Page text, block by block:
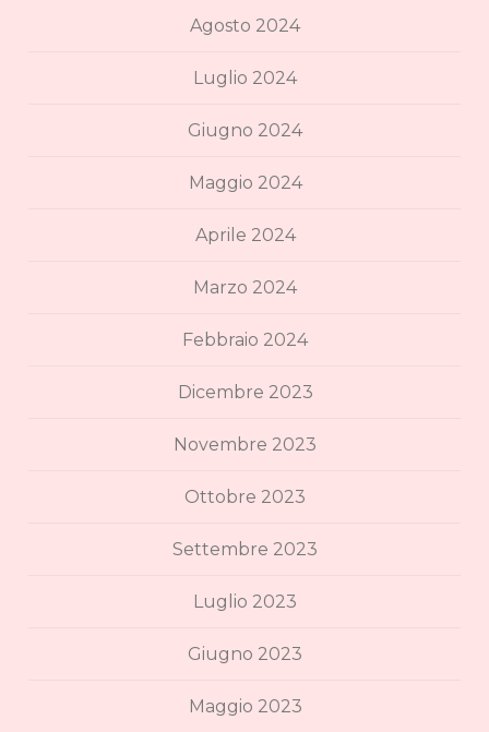
Agosto 2024
Luglio 2024
Giugno 2024
Maggio 2024
Aprile 2024
Marzo 2024
Febbraio 2024
Dicembre 2023
Novembre 2023
Ottobre 2023
Settembre 2023
Luglio 2023
Giugno 2023
Maggio 2023